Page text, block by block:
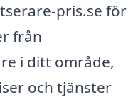
pris.se för
från
i ditt område,
och tjänster